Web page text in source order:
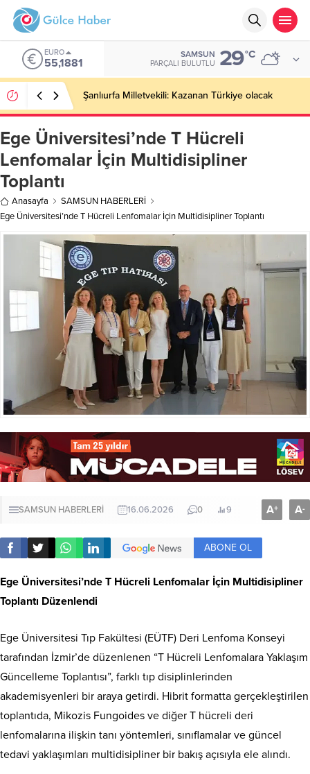
EURO
55,1881
SAMSUN
PARÇALI BULUTLU 29°C
Şanlıurfa Milletvekili: Kazanan Türkiye olacak
Ege Üniversitesi’nde T Hücreli
Lenfomalar İçin Multidisipliner
Toplantı
Anasayfa
SAMSUN HABERLERİ
Ege Üniversitesi’nde T Hücreli Lenfomalar İçin Multidisipliner Toplantı
SAMSUN HABERLERİ 16.06.2026 0 9 A+ A-
ABONE OL
Ege Üniversitesi’nde T Hücreli Lenfomalar İçin Multidisipliner
Toplantı Düzenlendi
Ege Üniversitesi Tıp Fakültesi (EÜTF) Deri Lenfoma Konseyi
tarafından İzmir’de düzenlenen “T Hücreli Lenfomalara Yaklaşım
Güncelleme Toplantısı”, farklı tıp disiplinlerinden
akademisyenleri bir araya getirdi. Hibrit formatta gerçekleştirilen
toplantıda, Mikozis Fungoides ve diğer T hücreli deri
lenfomalarına ilişkin tanı yöntemleri, sınıflamalar ve güncel
tedavi yaklaşımları multidisipliner bir bakış açısıyla ele alındı.